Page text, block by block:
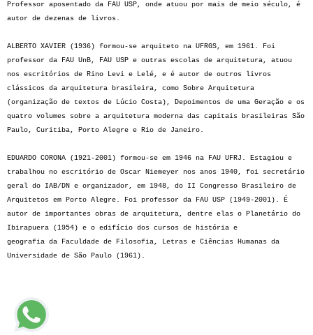
Professor aposentado da FAU USP, onde atuou por mais de meio século, é
autor de dezenas de livros.
ALBERTO XAVIER (1936) formou-se arquiteto na UFRGS, em 1961. Foi
professor da FAU UnB, FAU USP e outras escolas de arquitetura, atuou
nos escritórios de Rino Levi e Lelé, e é autor de outros livros
clássicos da arquitetura brasileira, como Sobre Arquitetura
(organização de textos de Lúcio Costa), Depoimentos de uma Geração e os
quatro volumes sobre a arquitetura moderna das capitais brasileiras São
Paulo, Curitiba, Porto Alegre e Rio de Janeiro.
EDUARDO CORONA (1921-2001) formou-se em 1946 na FAU UFRJ. Estagiou e
trabalhou no escritório de Oscar Niemeyer nos anos 1940, foi secretário
geral do IAB/DN e organizador, em 1948, do II Congresso Brasileiro de
Arquitetos em Porto Alegre. Foi professor da FAU USP (1949-2001). É
autor de importantes obras de arquitetura, dentre elas o Planetário do
Ibirapuera (1954) e o edifício dos cursos de história e
geografia da Faculdade de Filosofia, Letras e Ciências Humanas da
Universidade de São Paulo (1961).